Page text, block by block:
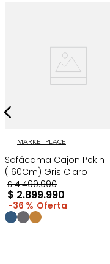
MARKETPLACE
Sofácama Cajon Pekin
(160Cm) Gris Claro
$ 4.499.990
$ 2.899.990
36 %